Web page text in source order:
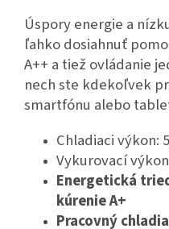
Úspory energie a
ľahko dosiahnuť
A++ a tiež ovládanie
nech ste kdekoľvek
smartfónu alebo
Chladiaci výkon:
Vykurovací
Energetická
kúrenie A+
Pracovný